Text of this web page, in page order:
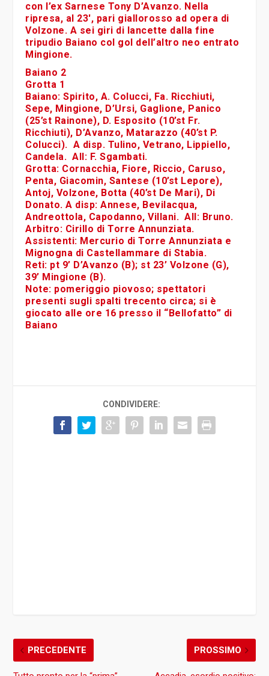
con l’ex Sarnese Tony D’Avanzo. Nella
ripresa, al 23′, pari giallorosso ad opera di
Volzone. A sei giri di lancette dalla fine
tripudio Baiano col gol dell’altro neo entrato
Mingione.
Baiano 2
Grotta 1
Baiano:Spirito, A. Colucci, Fa. Ricchiuti,
Sepe, Mingione, D’Ursi, Gaglione, Panico
(25’st Rainone), D. Esposito (10’st Fr.
Ricchiuti), D’Avanzo, Matarazzo (40’st P.
Colucci). A disp. Tulino, Vetrano, Lippiello,
Candela. All: F. Sgambati.
Grotta: Cornacchia, Fiore, Riccio, Caruso,
Penta, Giacomin, Santese (10’st Lepore),
Antoj, Volzone, Botta (40’st De Mari), Di
Donato. A disp: Annese, Bevilacqua,
Andreottola, Capodanno, Villani. All: Bruno.
Arbitro: Cirillo di Torre Annunziata.
Assistenti: Mercurio di Torre Annunziata e
Mignogna di Castellammare di Stabia.
Reti: pt 9’ D’Avanzo (B); st 23’ Volzone (G),
39’ Mingione (B).
Note: pomeriggio piovoso; spettatori
presenti sugli spalti trecento circa; si è
giocato alle ore 16 presso il “Bellofatto” di
Baiano
CONDIVIDERE:
PRECEDENTE PROSSIMO